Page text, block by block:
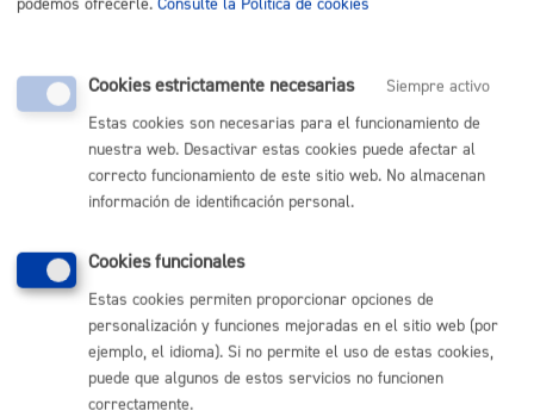
Email:
Cerrar ficha
Documentos
Aquí encontrareís, por orden de modificación, los
13/08/2024:
20240813_argitalpenaGAO.pdf
Eskabidea.pdf
Cookies estrictamente necesarias
Siempre activo
Estas cookies son necesarias para el funcionamiento de
nuestra web. Desactivar estas cookies puede afectar al
correcto funcionamiento de este sitio web. No almacenan
información de identificación personal.
Cookies funcionales
Estas cookies permiten proporcionar opciones de
personalización y funciones mejoradas en el sitio web (por
ejemplo, el idioma). Si no permite el uso de estas cookies,
puede que algunos de estos servicios no funcionen
correctamente.